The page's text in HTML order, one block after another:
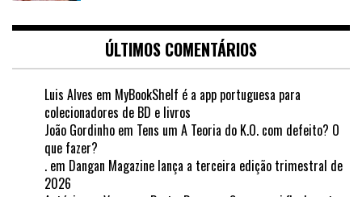
ÚLTIMOS COMENTÁRIOS
Luis Alves em MyBookShelf é a app portuguesa para
colecionadores de BD e livros
João Gordinho em Tens um A Teoria do K.O. com defeito? O
que fazer?
. em Dangan Magazine lança a terceira edição trimestral de
2026